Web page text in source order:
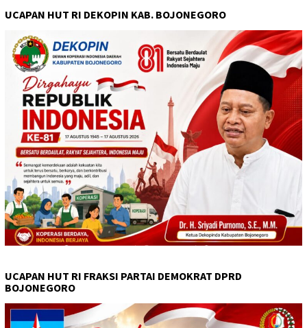
UCAPAN HUT RI DEKOPIN KAB. BOJONEGORO
UCAPAN HUT RI FRAKSI PARTAI DEMOKRAT DPRD
BOJONEGORO